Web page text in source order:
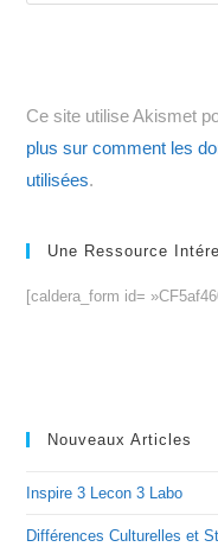
comment
(facultatif)
Ce site utilise Akismet
plus sur comment les
utilisées.
Une Ressource
[caldera_form id=
Nouveaux Articles
Inspire 3 Lecon 3 Labo
Différences Culturelles et